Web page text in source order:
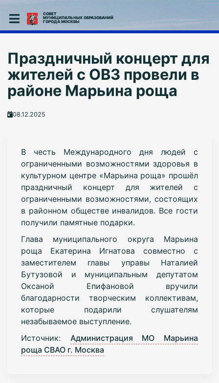
СОВЕТ
МУНИЦИПАЛЬНЫХ ОБРАЗОВАНИЙ
ГОРОДА МОСКВЫ
Праздничный концерт для
жителей с ОВЗ провели в
районе Марьина роща
08.12.2025
В честь Международного дня людей с
ограниченными возможностями здоровья в
культурном центре «Марьина роща» прошёл
праздничный концерт для жителей с
ограниченными возможностями, состоящих
в районном обществе инвалидов. Все гости
получили памятные подарки.
Глава муниципального округа Марьина
роща Екатерина Игнатова совместно с
заместителем главы управы Наталией
Бутузовой и муниципальным депутатом
Оксаной Епифановой вручили
благодарности творческим коллективам,
которые подарили слушателям
незабываемое выступление.
Источник: Администрация МО Марьина
роща СВАО г. Москва